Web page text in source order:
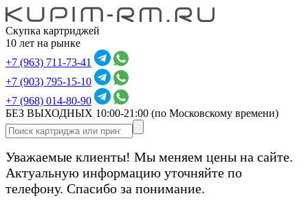
Скупка картриджей
10 лет на рынке
+7 (963) 711-73-41
+7 (903) 795-15-10
+7 (968) 014-80-90
БЕЗ ВЫХОДНЫХ 10:00-21:00 (по Московскому времени)
Уважаемые клиенты! Мы меняем цены на сайте.
Актуальную информацию уточняйте по
телефону. Спасибо за понимание.